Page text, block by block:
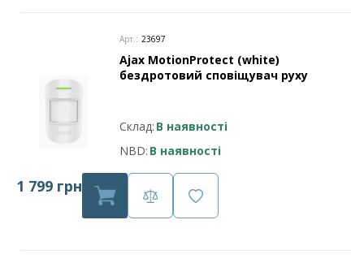
Арт.: 23697
Ajax MotionProtect (white)
бездротовий сповіщувач руху
Склад: В наявності
NBD: В наявності
1 799 грн